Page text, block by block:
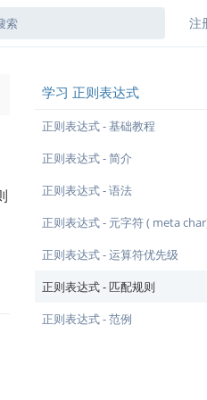
注
学习 正则表达式
正则表达式 - 基础教程
正则表达式 - 简介
正则表达式 - 语法
正则表达式 - 元字符 ( meta
正则表达式 - 运算符优先级
正则表达式 - 匹配规则
正则表达式 - 范例